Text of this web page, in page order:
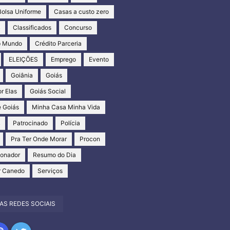
Uniforme Casas a custo zero
Classificados Concurso
Mundo Crédito Parceria
ELEIÇÕES Emprego Evento
Goiânia Goiás
Elas Goiás Social
Goiás Minha Casa Minha Vida
Patrocinado Polícia
Pra Ter Onde Morar Procon
Resumo do Dia
Canedo Serviços
REDES SOCIAIS